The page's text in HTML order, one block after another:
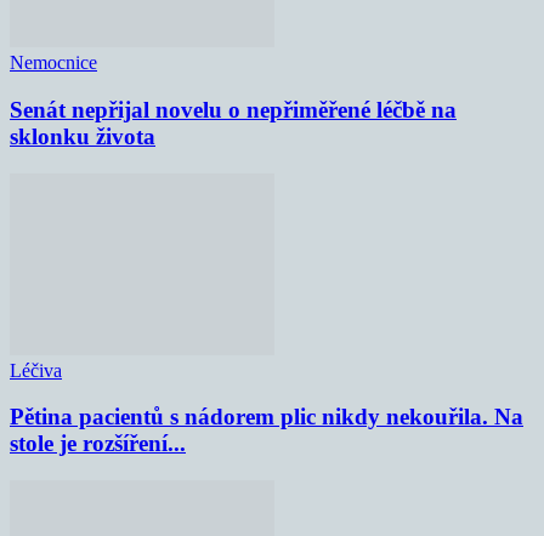
Nemocnice
Senát nepřijal novelu o nepřiměřené léčbě na
sklonku života
Léčiva
Pětina pacientů s nádorem plic nikdy nekouřila. Na
stole je rozšíření...